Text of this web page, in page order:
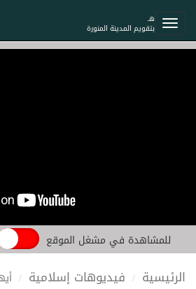
هـ
بتقويم المدينة المنورة
للمشاهدة في مشغل الموقع
الرئيسية فيديوهات إسلامية